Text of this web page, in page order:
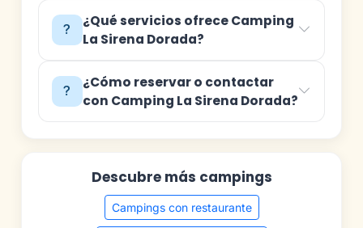
¿Qué servicios ofrece Camping
La Sirena Dorada?
¿Cómo reservar o contactar
con Camping La Sirena Dorada?
Descubre más campings
Campings con restaurante